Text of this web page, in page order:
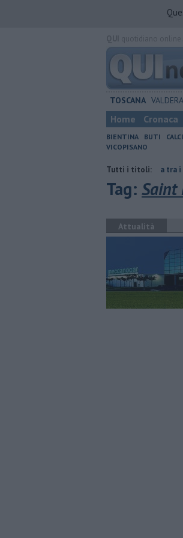
TOSCANA VALDERA
Home Cronaca
BIENTINA BUTI
VICOPISANO
Tutti i titoli:
Incendio divampa tra i campi
Tag: Saint
Attualità